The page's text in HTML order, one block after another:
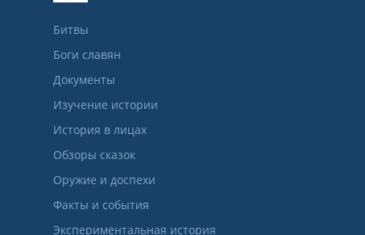
Битвы
Боги славян
Документы
Изучение истории
История в лицах
Обзоры сказок
Оружие и доспехи
Факты и события
Экспериментальная история